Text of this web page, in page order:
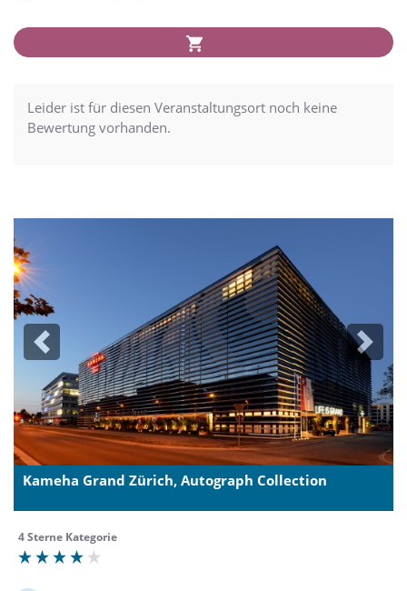
Leider ist für diesen Veranstaltungsort noch keine
Bewertung vorhanden.
Previous Next
Kameha Grand Zürich, Autograph Collection
4 Sterne Kategorie